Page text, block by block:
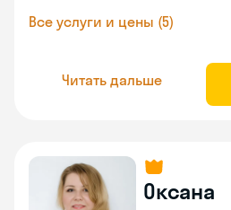
Все услуги и цены (5)
Читать дальше
Оксана